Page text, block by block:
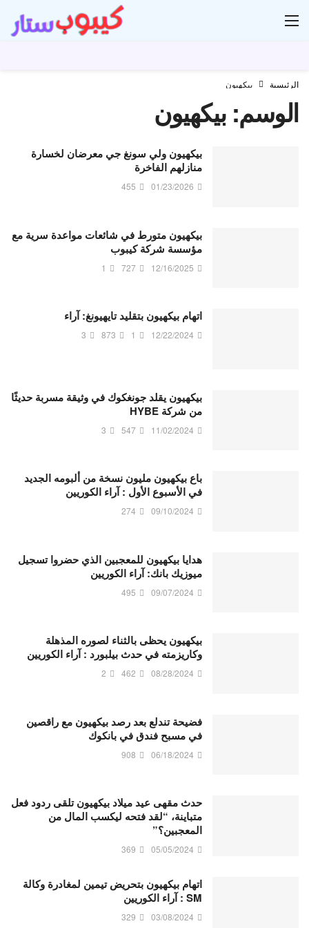
الرئيسية بيكهيون
الوسم:بيكهيون
بيكهيون ولي سونغ جي معرضان لخسارة
منازلهم الفاخرة
01/23/2026
455
بيكهيون متورط في شائعات مواعدة سرية مع
مؤسسة شركة كيبوب
12/16/2025
727
1
اتهام بيكهيون بتقليد تايهيونغ: آراء
12/22/2024
1
873
3
بيكهيون يقلد جونغكوك في وثيقة مسربة حديثًا
من شركة HYBE
11/02/2024
547
3
باع بيكهيون مليون نسخة من ألبومه الجديد
في الأسبوع الأول : آراء الكوريين
09/10/2024
274
هدايا بيكهيون للمعجبين الذي حضروا تسجيل
ميوزيك بانك: آراء الكوريين
09/07/2024
495
بيكهيون يحظى بالثناء لصوره المذهلة
وكاريزمته في حدث بيلبورد : آراء الكوريين
08/28/2024
462
2
فضيحة تندلع بعد رصد بيكهيون مع راقصين
في مسبح فندق في بانكوك
06/18/2024
908
حدث مقهى عيد ميلاد بيكهيون تلقى ردود فعل
متباينة، “لقد فتحه ليكسب المال من
المعجبين؟”
05/05/2024
369
اتهام بيكهيون بتحريض تيمين لمغادرة وكالة
SM : آراء الكوريين
03/08/2024
329